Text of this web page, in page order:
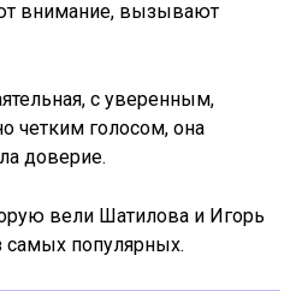
внимание, вызывают
с уверенным,
четким голосом, она
доверие.
вели Шатилова и Игорь
самых популярных.